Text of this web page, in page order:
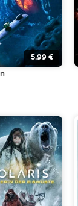
5.99 €